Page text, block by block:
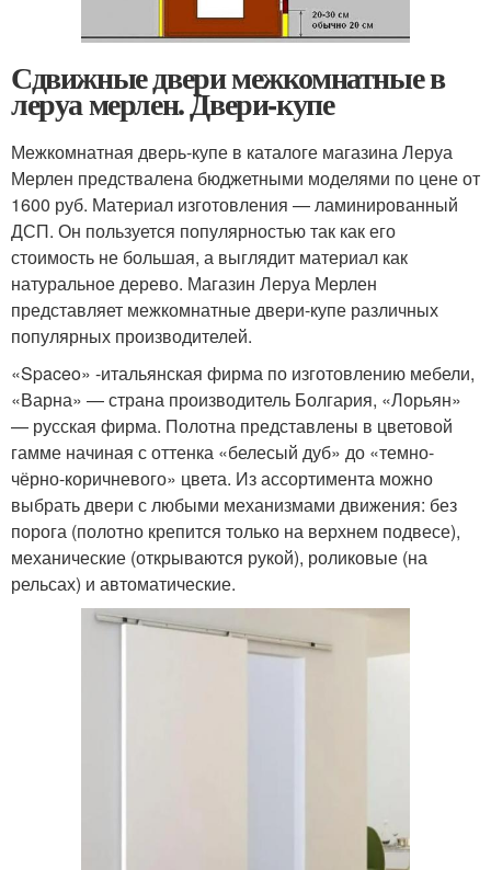
Сдвижные двери межкомнатные в
леруа мерлен. Двери-купе
Межкомнатная дверь-купе в каталоге магазина Леруа
Мерлен предствалена бюджетными моделями по цене от
1600 руб. Материал изготовления — ламинированный
ДСП. Он пользуется популярностью так как его
стоимость не большая, а выглядит материал как
натуральное дерево. Магазин Леруа Мерлен
представляет межкомнатные двери-купе различных
популярных производителей.
«Spaceo» -итальянская фирма по изготовлению мебели,
«Варна» — страна производитель Болгария, «Лорьян»
— русская фирма. Полотна представлены в цветовой
гамме начиная с оттенка «белесый дуб» до «темно-
чёрно-коричневого» цвета. Из ассортимента можно
выбрать двери с любыми механизмами движения: без
порога (полотно крепится только на верхнем подвесе),
механические (открываются рукой), роликовые (на
рельсах) и автоматические.